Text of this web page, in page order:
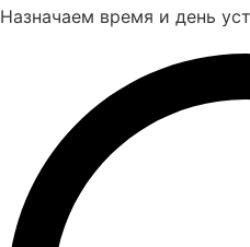
Назначаем время и день